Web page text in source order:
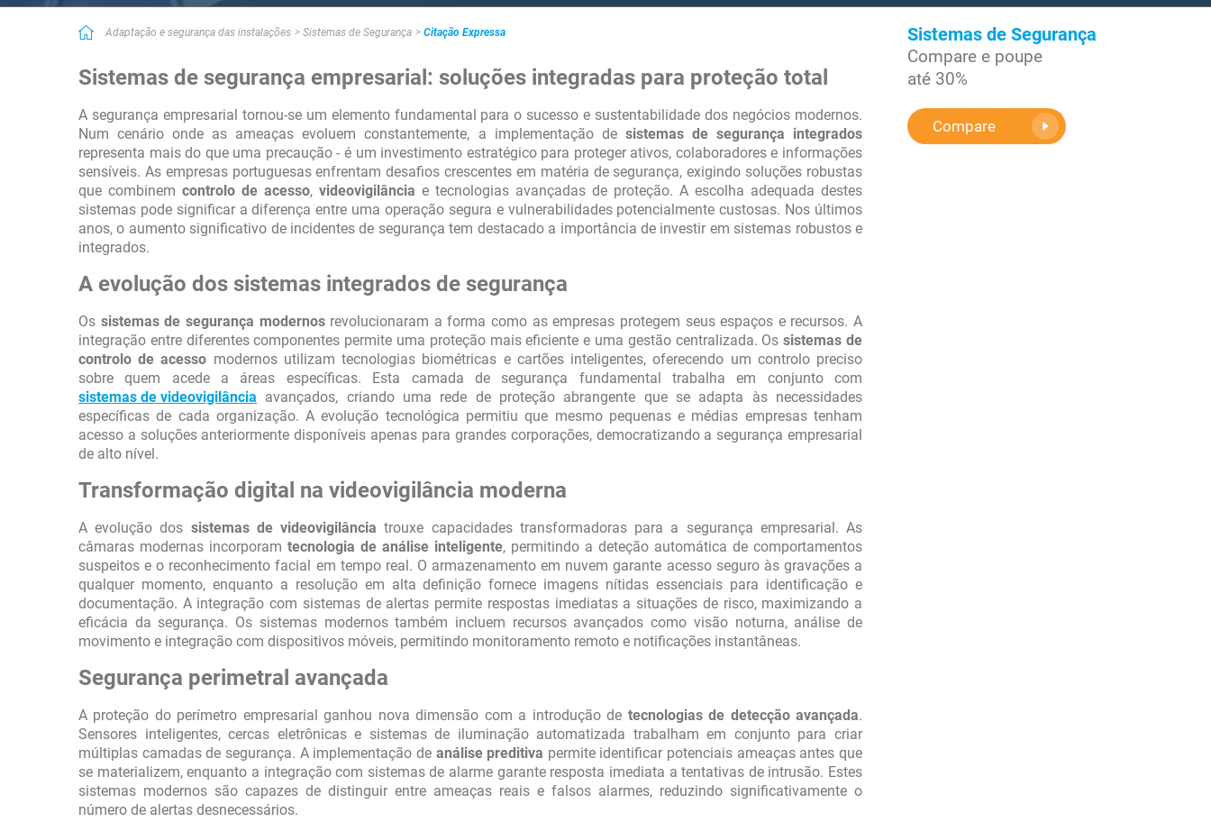
Bom serviço útil quando o tempo é curto! Serviço muito bom que põe em contacto os prestadores dos
serviços procurados. Quando você tem pouco tempo, ele permite que você entre em contato
Adaptação e segurança das instalações Sistemas de Segurança Citação Expressa
Sistemas de segurança empresarial: soluções integradas para proteção total
A segurança empresarial tornou-se um elemento fundamental para o sucesso e sustentabilidade dos negócios modernos.
Num cenário onde as ameaças evoluem constantemente, a implementação de sistemas de segurança integrados
representa mais do que uma precaução - é um investimento estratégico para proteger ativos, colaboradores e informações
sensíveis. As empresas portuguesas enfrentam desafios crescentes em matéria de segurança, exigindo soluções robustas
que combinem controlo de acesso, videovigilância e tecnologias avançadas de proteção. A escolha adequada destes
sistemas pode significar a diferença entre uma operação segura e vulnerabilidades potencialmente custosas. Nos últimos
anos, o aumento significativo de incidentes de segurança tem destacado a importância de investir em sistemas robustos e
integrados.
A evolução dos sistemas integrados de segurança
Os sistemas de segurança modernosrevolucionaram a forma como as empresas protegem seus espaços e recursos. A
integração entre diferentes componentes permite uma proteção mais eficiente e uma gestão centralizada. Ossistemas de
controlo de acesso modernos utilizam tecnologias biométricas e cartões inteligentes, oferecendo um controlo preciso
sobre quem acede a áreas específicas. Esta camada de segurança fundamental trabalha em conjunto com
sistemas de videovigilância avançados, criando uma rede de proteção abrangente que se adapta às necessidades
específicas de cada organização. A evolução tecnológica permitiu que mesmo pequenas e médias empresas tenham
acesso a soluções anteriormente disponíveis apenas para grandes corporações, democratizando a segurança empresarial
de alto nível.
Transformação digital na videovigilância moderna
A evolução dos sistemas de videovigilância trouxe capacidades transformadoras para a segurança empresarial. As
câmaras modernas incorporam tecnologia de análise inteligente, permitindo a deteção automática de comportamentos
suspeitos e o reconhecimento facial em tempo real. O armazenamento em nuvem garante acesso seguro às gravações a
qualquer momento, enquanto a resolução em alta definição fornece imagens nítidas essenciais para identificação e
documentação. A integração com sistemas de alertas permite respostas imediatas a situações de risco, maximizando a
eficácia da segurança. Os sistemas modernos também incluem recursos avançados como visão noturna, análise de
movimento e integração com dispositivos móveis, permitindo monitoramento remoto e notificações instantâneas.
Segurança perimetral avançada
A proteção do perímetro empresarial ganhou nova dimensão com a introdução de tecnologias de detecção avançada.
Sensores inteligentes, cercas eletrônicas e sistemas de iluminação automatizada trabalham em conjunto para criar
múltiplas camadas de segurança. A implementação de análise preditiva permite identificar potenciais ameaças antes que
se materializem, enquanto a integração com sistemas de alarme garante resposta imediata a tentativas de intrusão. Estes
sistemas modernos são capazes de distinguir entre ameaças reais e falsos alarmes, reduzindo significativamente o
número de alertas desnecessários.
Sistemas de Segurança
Compare e poupe
até 30%
Compare